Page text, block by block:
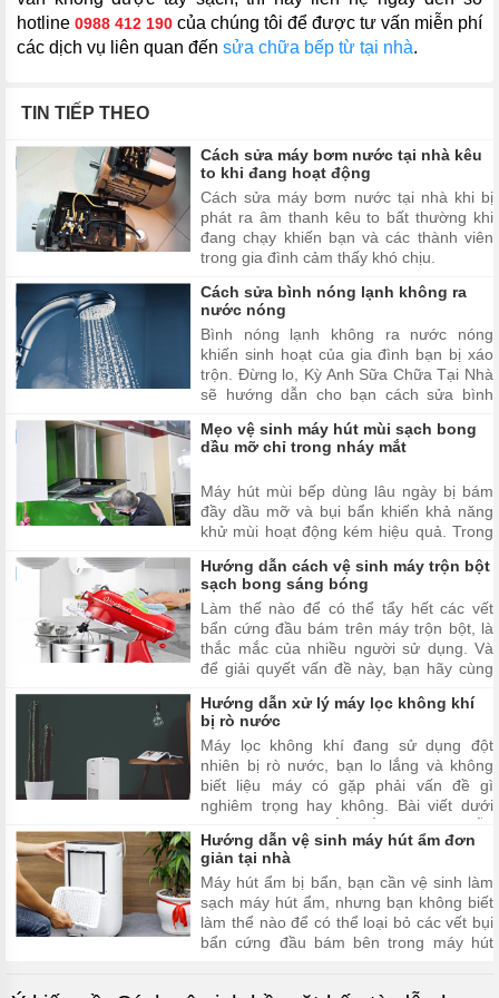
hotline 0988 412 190 của chúng tôi để được tư vấn miễn phí
các dịch vụ liên quan đến sửa chữa bếp từ tại nhà.
TIN TIẾP THEO
Cách sửa máy bơm nước tại nhà kêu
to khi đang hoạt động
Cách sửa máy bơm nước tại nhà khi bị
phát ra âm thanh kêu to bất thường khi
đang chạy khiến bạn và các thành viên
trong gia đình cảm thấy khó chịu.
Cách sửa bình nóng lạnh không ra
nước nóng
Bình nóng lạnh không ra nước nóng
khiến sinh hoạt của gia đình bạn bị xáo
trộn. Đừng lo, Kỳ Anh Sữa Chữa Tại Nhà
sẽ hướng dẫn cho bạn cách sửa bình
Mẹo vệ sinh máy hút mùi sạch bong
dầu mỡ chỉ trong nháy mắt
Máy hút mùi bếp dùng lâu ngày bị bám
đầy dầu mỡ và bụi bẩn khiến khả năng
khử mùi hoạt động kém hiệu quả. Trong
Kyanhsuachuatainha.com sẽ hướng dẫn
bạn một số mẹo hay giúp việc vệ sinh
máy hút mùi nhanh chóng, hiệu quả ...
Hướng dẫn cách vệ sinh máy trộn bột
sạch bong sáng bóng
Làm thế nào để có thể tẩy hết các vết
bẩn cứng đầu bám trên máy trộn bột, là
thắc mắc của nhiều người sử dụng. Và
để giải quyết vấn đề này, bạn hãy cùng
cách để giúp máy trộn bột nhà bạn luôn
sạch bong và sáng bóng như mới nhé!
Hướng dẫn xử lý máy lọc không khí
bị rò nước
Máy lọc không khí đang sử dụng đột
nhiên bị rò nước, bạn lo lắng và không
biết liệu máy có gặp phải vấn đề gì
nghiêm trọng hay không. Bài viết dưới
bạn cách xử lý máy lọc không khí bị rò
nước nhanh và hiệu quả nhất.
Hướng dẫn vệ sinh máy hút ẩm đơn
giản tại nhà
Máy hút ẩm bị bẩn, bạn cần vệ sinh làm
sạch máy hút ẩm, nhưng bạn không biết
làm thể nào để có thể loại bỏ các vết bụi
bẩn cứng đầu bám bên trong máy hút